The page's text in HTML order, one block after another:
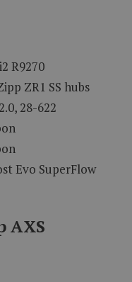
R9270
ZR1 SS hubs
28-622
Evo SuperFlow
AXS